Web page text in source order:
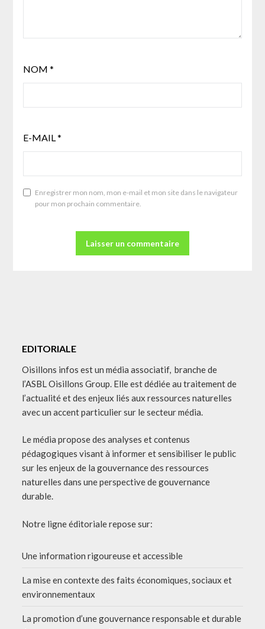
NOM *
E-MAIL *
Enregistrer mon nom, mon e-mail et mon site dans le navigateur
pour mon prochain commentaire.
EDITORIALE
Oisillons infos est un média associatif, branche de
l’ASBL Oisillons Group. Elle est dédiée au traitement de
l’actualité et des enjeux liés aux ressources naturelles
avec un accent particulier sur le secteur média.
Le média propose des analyses et contenus
pédagogiques visant à informer et sensibiliser le public
sur les enjeux de la gouvernance des ressources
naturelles dans une perspective de gouvernance
durable.
Notre ligne éditoriale repose sur:
Une information rigoureuse et accessible
La mise en contexte des faits économiques, sociaux et
environnementaux
La promotion d’une gouvernance responsable et durable